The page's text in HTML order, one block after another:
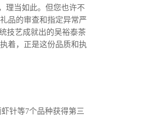
理当如此。但您也许不
品的审查和指定异常严
技艺成就出的吴裕泰茶
着，正是这份品质和执
针等7个品种获得第三